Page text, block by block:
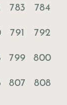
783 784
791 792
799 800
807 808